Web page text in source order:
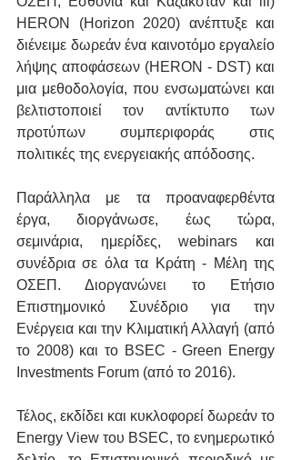
HERON (Horizon 2020) ανέπτυξε και
διένειμε δωρεάν ένα καινοτόμο εργαλείο
λήψης αποφάσεων (HERON - DST) και
μια μεθοδολογία, που ενσωματώνει και
βελτιστοποιεί τον αντίκτυπο των
προτύπων συμπεριφοράς στις
πολιτικές της ενεργειακής απόδοσης.
Παράλληλα με τα προαναφερθέντα
έργα, διοργάνωσε, έως τώρα,
σεμινάρια, ημερίδες, webinars και
συνέδρια σε όλα τα Κράτη - Μέλη της
ΟΣΕΠ. Διοργανώνει το Ετήσιο
Επιστημονικό Συνέδριο για την
Ενέργεια και την Κλιματική Αλλαγή (από
το 2008) και το BSEC - Green Energy
Investments Forum (από το 2016).
Τέλος, εκδίδει και κυκλοφορεί δωρεάν το
Energy View του BSEC, το ενημερωτικό